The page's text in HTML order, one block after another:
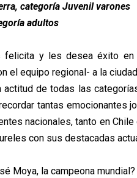
categoría Juvenil varones
adultos
felicita y les desea éxito
el equipo regional- a la
de todas las
tantas emocionantes
nacionales, tanto en
con sus destacadas
Moya, la campeona mundial?